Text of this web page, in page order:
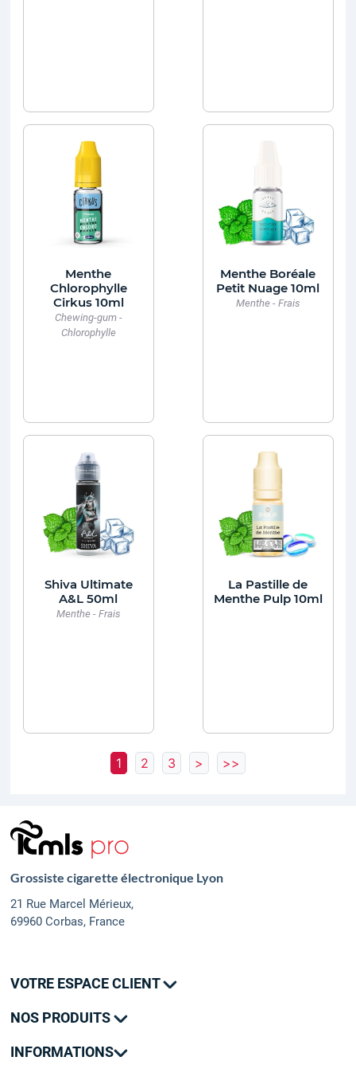
Menthe
Chlorophylle
Cirkus 10ml
Chewing-gum -
Chlorophylle
Menthe Boréale
Petit Nuage 10ml
Menthe - Frais
Shiva Ultimate
A&L 50ml
Menthe - Frais
La Pastille de
Menthe Pulp 10ml
1 2 3 > >>
Grossiste cigarette électronique Lyon
21 Rue Marcel Mérieux,
69960 Corbas, France
VOTRE ESPACE CLIENT
Mes adresses
NOS PRODUITS
Nouveautés
INFORMATIONS